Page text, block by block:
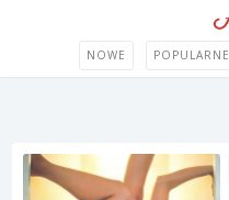
NOWE POPULARNE